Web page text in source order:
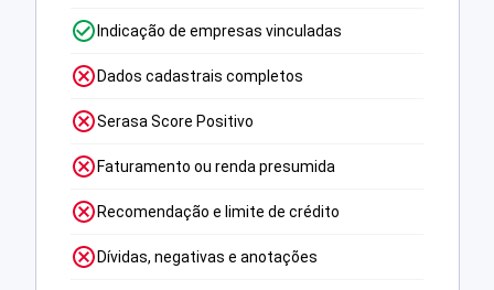
Indicação de empresas vinculadas
Dados cadastrais completos
Serasa Score Positivo
Faturamento ou renda presumida
Recomendação e limite de crédito
Dívidas, negativas e anotações